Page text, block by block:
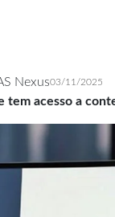
Nexus03/11/2025
tem acesso a